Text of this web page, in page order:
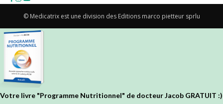
© Medicatrix est une division des Editions marco pietteur sprlu
Votre livre "Programme Nutritionnel" de docteur Jacob GRATUIT :)